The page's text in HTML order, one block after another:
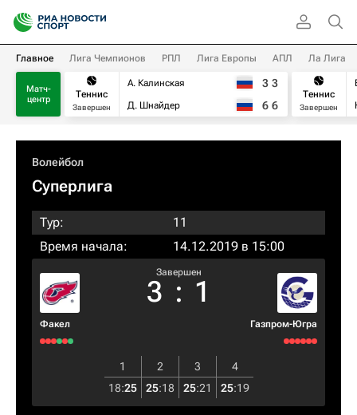
Главное Лига Чемпионов РПЛ Лига Европы АПЛ Ла Лига
Матч-
центр
Теннис
Завершен
А. Калинская
Д. Шнайдер
3 3
6 6
Теннис
Завершен
Волейбол
Суперлига
Тур:
11
Время начала:
14.12.2019 в 15:00
Факел
Завершен
3 : 1
Газпром-Югра
1 2 3
4
18:25 25:18 25:21 25:19